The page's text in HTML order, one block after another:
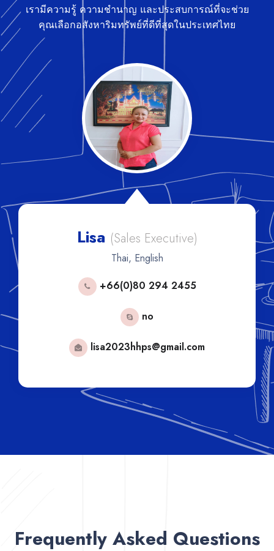
เรามีความรู้ ความชำนาญ และประสบการณ์ที่จะช่วย
คุณเลือกอสังหาริมทรัพย์ที่ดีที่สุดในประเทศไทย
Lisa (Sales Executive)
Thai, English
+66(0)80 294 2455
no
lisa2023hhps@gmail.com
Frequently Asked Questions